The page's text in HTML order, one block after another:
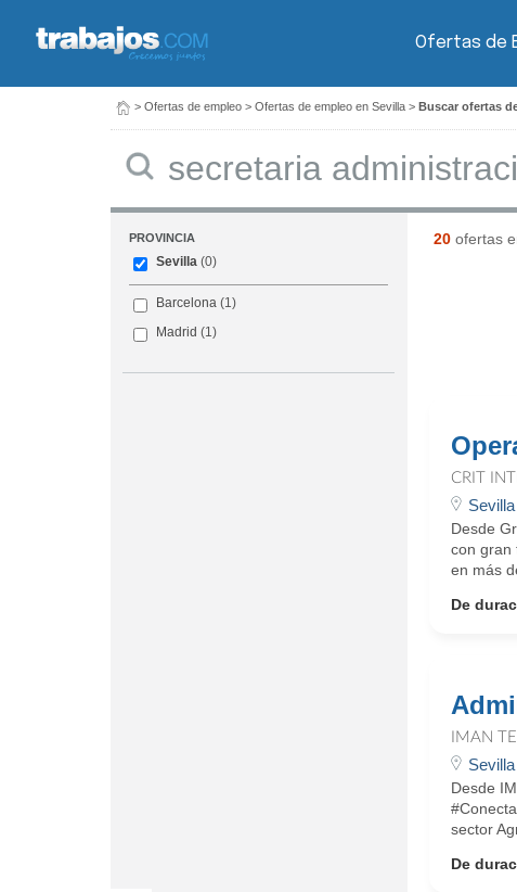
Ofertas de
> Ofertas de empleo > Ofertas de empleo en Sevilla > Buscar ofertas
PROVINCIA
Sevilla (0)
Barcelona (1)
Madrid (1)
20ofertas
CRIT
Sevilla
Desde
con gran
en más
De
IMAN
Sevilla
Desde
sector
De